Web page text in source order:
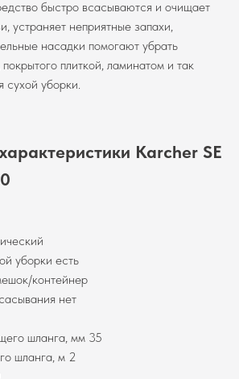
быстро всасываются и очищает
устраняет неприятные запахи,
насадки помогают убрать
плиткой, ламинатом и так
сухой уборки.
Karcher SE
уборки есть
контейнер
нет
шланга, мм 35
шланга, м 2